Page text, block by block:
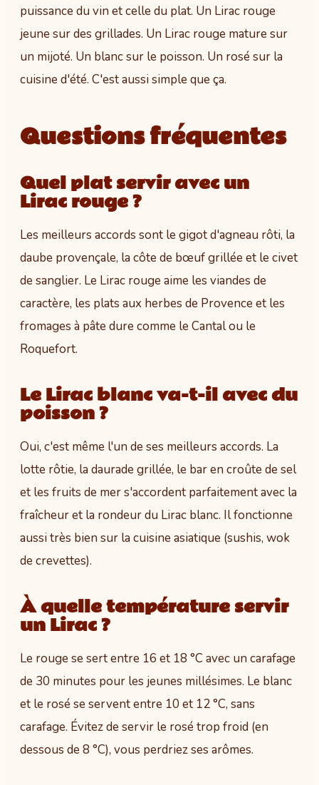
puissance du vin et celle du plat. Un Lirac rouge
jeune sur des grillades. Un Lirac rouge mature sur
un mijoté. Un blanc sur le poisson. Un rosé sur la
cuisine d'été. C'est aussi simple que ça.
Questions fréquentes
Quel plat servir avec un
Lirac rouge ?
Les meilleurs accords sont le gigot d'agneau rôti, la
daube provençale, la côte de bœuf grillée et le civet
de sanglier. Le Lirac rouge aime les viandes de
caractère, les plats aux herbes de Provence et les
fromages à pâte dure comme le Cantal ou le
Roquefort.
Le Lirac blanc va-t-il avec du
poisson ?
Oui, c'est même l'un de ses meilleurs accords. La
lotte rôtie, la daurade grillée, le bar en croûte de sel
et les fruits de mer s'accordent parfaitement avec la
fraîcheur et la rondeur du Lirac blanc. Il fonctionne
aussi très bien sur la cuisine asiatique (sushis, wok
de crevettes).
À quelle température servir
un Lirac ?
Le rouge se sert entre 16 et 18 °C avec un carafage
de 30 minutes pour les jeunes millésimes. Le blanc
et le rosé se servent entre 10 et 12 °C, sans
carafage. Évitez de servir le rosé trop froid (en
dessous de 8 °C), vous perdriez ses arômes.